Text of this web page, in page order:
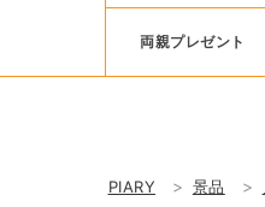
両親プレゼント
PIARY 景品